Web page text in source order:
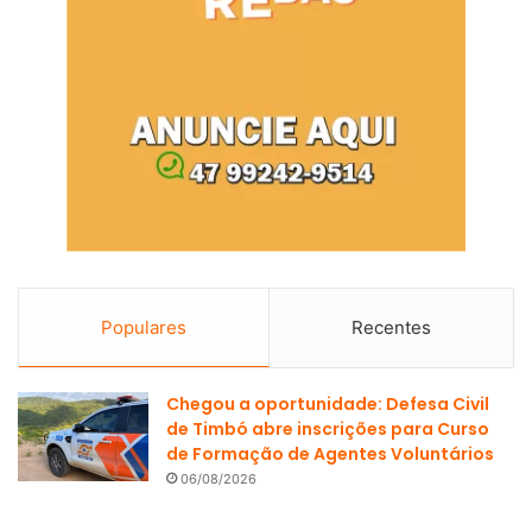
Populares Recentes
Chegou a oportunidade: Defesa Civil
de Timbó abre inscrições para Curso
de Formação de Agentes Voluntários
06/08/2026